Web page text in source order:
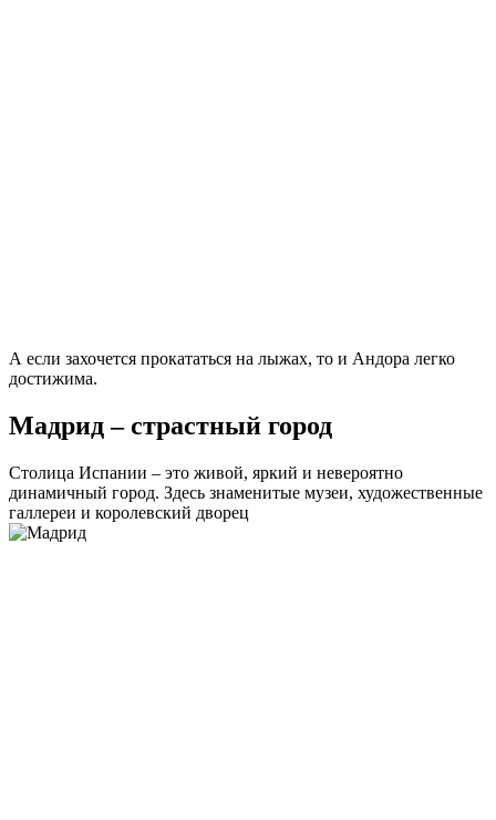
А если захочется прокататься на лыжах, то и Андора легко
достижима.
Мадрид – страстный город
Столица Испании – это живой, яркий и невероятно
динамичный город. Здесь знаменитые музеи, художественные
галлереи и королевский дворец